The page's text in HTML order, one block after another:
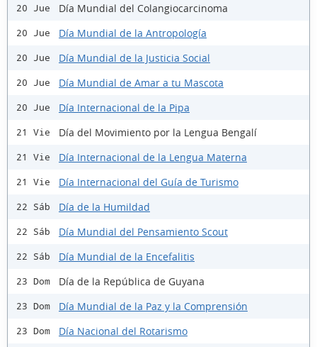
20 Jue Día Mundial del Colangiocarcinoma
20 Jue Día Mundial de la Antropología
20 Jue Día Mundial de la Justicia Social
20 Jue Día Mundial de Amar a tu Mascota
20 Jue Día Internacional de la Pipa
21 Vie Día del Movimiento por la Lengua Bengalí
21 Vie Día Internacional de la Lengua Materna
21 Vie Día Internacional del Guía de Turismo
22 Sáb Día de la Humildad
22 Sáb Día Mundial del Pensamiento Scout
22 Sáb Día Mundial de la Encefalitis
23 Dom Día de la República de Guyana
23 Dom Día Mundial de la Paz y la Comprensión
23 Dom Día Nacional del Rotarismo